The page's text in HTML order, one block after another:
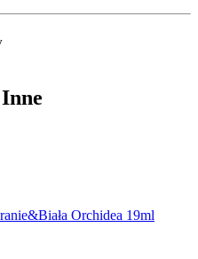
Orchidea 19ml